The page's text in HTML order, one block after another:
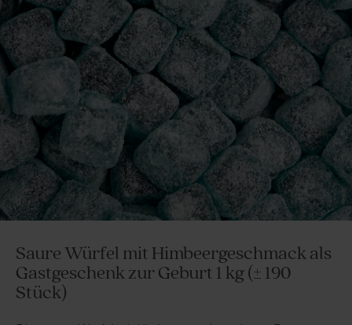
Saure Würfel mit Himbeergeschmack als
Gastgeschenk zur Geburt 1 kg (± 190
Stück)